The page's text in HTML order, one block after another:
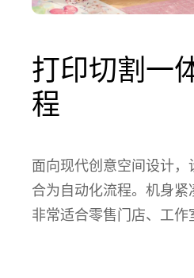
打印切割一
程
面向现代创意空间设计，
合为自动化流程。机身紧
非常适合零售门店、工作